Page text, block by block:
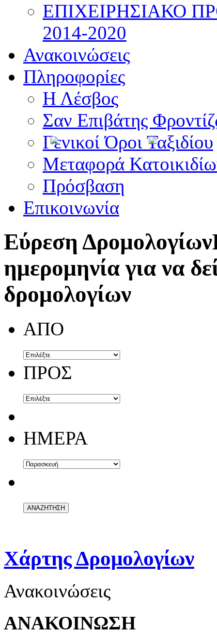
ΕΠΙΧΕΙΡΗΣΙΑΚΟ
2014-2020
Ανακοινώσεις
Πληροφορίες
Η Λέσβος
Σαν Επιβάτης
Γενικοί Όροι Ταξιδίου
Μεταφορά
Πρόσβαση
Επικοινωνία
Εύρεση Δρομολογίων
ημερομηνία για να
δρομολογίων
ΑΠΟ
ΠΡΟΣ
ΗΜΕΡΑ
Χάρτης Δρομολογίων
Ανακοινώσεις
ΑΝΑΚΟΙΝΩΣΗ